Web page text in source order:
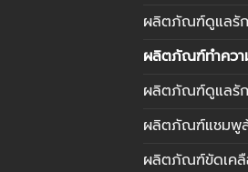
ผลิตภัณฑ์ดูแลรัก
ผลิตภัณฑ์ทำควา
ผลิตภัณฑ์ดูแลรัก
ผลิตภัณฑ์แชมพู
ผลิตภัณฑ์ขัดเคลื